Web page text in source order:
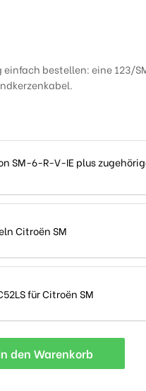
bestellen: eine 123/
SM-6-R-V-IE plus
Citroën SM
für Citroën SM
den Warenkorb